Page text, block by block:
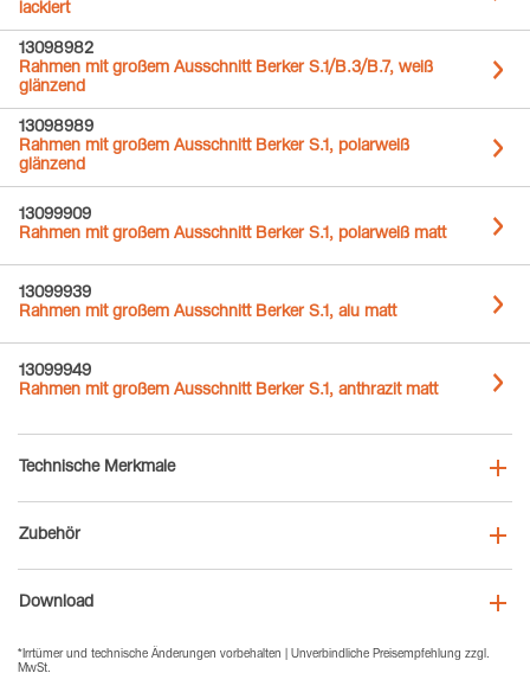
lackiert
13098982
Rahmen mit großem Ausschnitt Berker S.1/B.3/B.7, weiß
glänzend
13098989
Rahmen mit großem Ausschnitt Berker S.1, polarweiß
glänzend
13099909
Rahmen mit großem Ausschnitt Berker S.1, polarweiß matt
13099939
Rahmen mit großem Ausschnitt Berker S.1, alu matt
13099949
Rahmen mit großem Ausschnitt Berker S.1, anthrazit matt
Technische Merkmale
Zubehör
Download
*Irrtümer und technische Änderungen vorbehalten | Unverbindliche Preisempfehlung zzgl.
MwSt.